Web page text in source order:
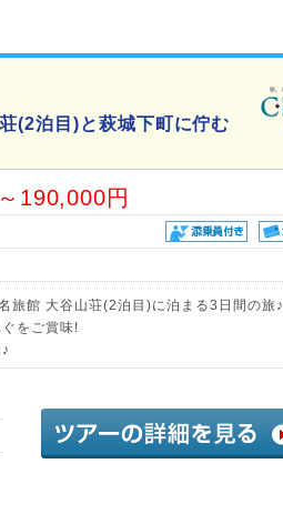
(2泊目)と萩城下町に佇む
190,000円
旅館 大谷山荘(2泊目)に泊まる3日間の旅♪
をご賞味!